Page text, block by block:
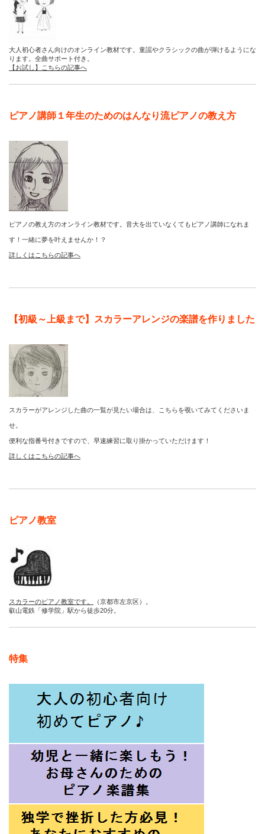
大人初心者さん向けのオンライン教材です。童謡やクラシックの曲が弾けるようにな
ります。全曲サポート付き。
【お試し】こちらの記事へ
ピアノ講師１年生のためのはんなり流ピアノの教え方
ピアノの教え方のオンライン教材です。音大を出ていなくてもピアノ講師になれま
す！一緒に夢を叶えませんか！？
詳しくはこちらの記事へ
【初級～上級まで】スカラーアレンジの楽譜を作りました
スカラーがアレンジした曲の一覧が見たい場合は、こちらを覗いてみてくださいま
せ。
便利な指番号付きですので、早速練習に取り掛かっていただけます！
詳しくはこちらの記事へ
ピアノ教室
スカラーのピアノ教室です。
（京都市左京区）。
叡山電鉄「修学院」駅から徒歩20分。
特集